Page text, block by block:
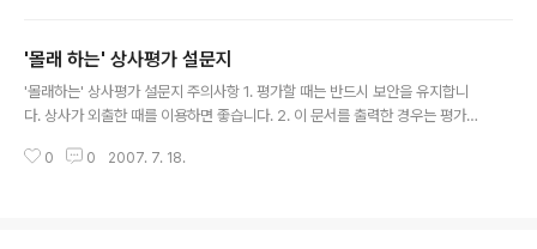
처에나 가겠나? 이건 고객만족 문제가 아니라 예산의 문제란 말이야." 그러다 보
니 회의시간에 의견을 내는 사람은 오직 정부장 뿐이다. 무엇이 잘못인지 모른
채 의욕없고 무기력한 부하들만 보면 한숨 나오는 정부장. 요즘은 공부하라는
'몰래 하는' 상사평가 설문지
'몰래하는' 상사평가 설문지 주의사항 1. 평가할 때는 반드시 보안을 유지합니
다. 상사가 외출한 때를 이용하면 좋습니다. 2. 이 문서를 출력한 경우는 평가후
드립니다. 3. 이 문서를 사내 게시판에 올릴 수 있으나 권장하지는 않습니다. 굳
0 0 2007. 7. 18.